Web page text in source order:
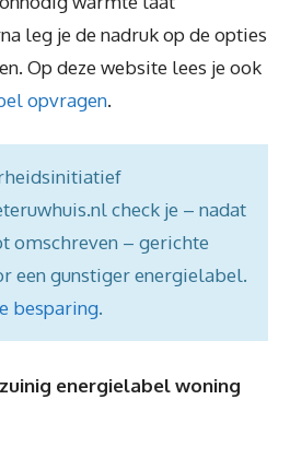
leg je de nadruk op de opties
Op deze website lees je ook
opvragen.
check je – nadat
omschreven – gerichte
een gunstiger energielabel.
besparing.
energielabel woning